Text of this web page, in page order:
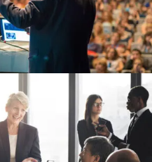
BY UXCREATIVE